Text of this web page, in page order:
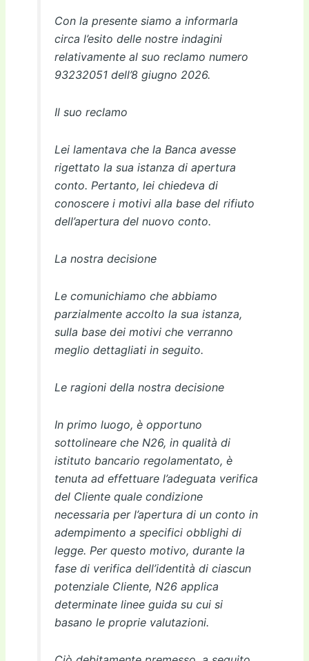
Con la presente siamo a informarla
circa l’esito delle nostre indagini
relativamente al suo reclamo numero
93232051 dell’8 giugno 2026.
Il suo reclamo
Lei lamentava che la Banca avesse
rigettato la sua istanza di apertura
conto. Pertanto, lei chiedeva di
conoscere i motivi alla base del rifiuto
dell’apertura del nuovo conto.
La nostra decisione
Le comunichiamo che abbiamo
parzialmente accolto la sua istanza,
sulla base dei motivi che verranno
meglio dettagliati in seguito.
Le ragioni della nostra decisione
In primo luogo, è opportuno
sottolineare che N26, in qualità di
istituto bancario regolamentato, è
tenuta ad effettuare l’adeguata verifica
del Cliente quale condizione
necessaria per l’apertura di un conto in
adempimento a specifici obblighi di
legge. Per questo motivo, durante la
fase di verifica dell’identità di ciascun
potenziale Cliente, N26 applica
determinate linee guida su cui si
basano le proprie valutazioni.